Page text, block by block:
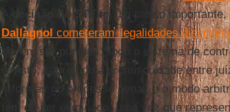
A
decisão do STF foi um passo importante,
Dallagnol cometeram ilegalidades
devem ser punidas. Todo o sistema de
revisto, sobretudo a promiscuidade entre
reformas no processo penal, e o modo
tem de ser eliminado, uma vez que